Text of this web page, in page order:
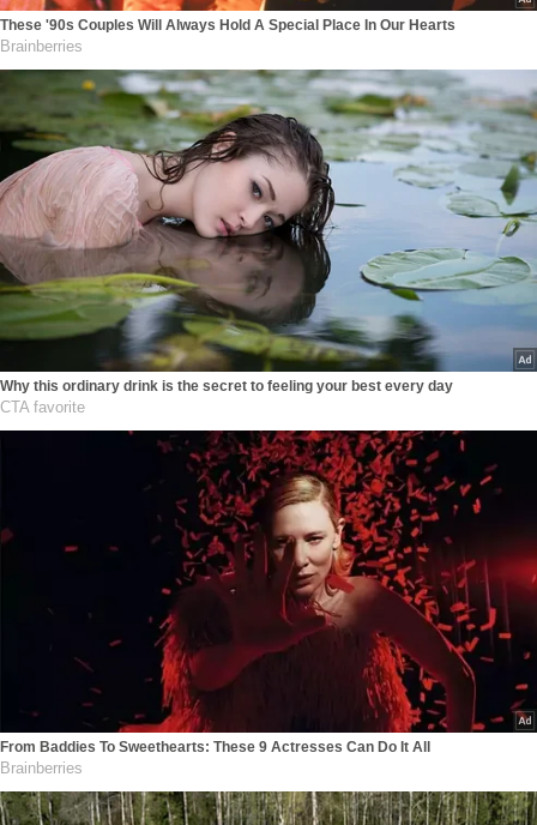
These '90s Couples Will Always Hold A Special Place In Our Hearts
Brainberries
Why this ordinary drink is the secret to feeling your best every day
CTA favorite
From Baddies To Sweethearts: These 9 Actresses Can Do It All
Brainberries